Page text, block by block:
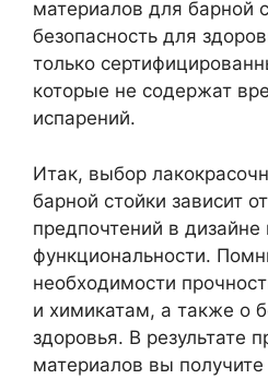
материалов для барной
безопасность для
только
которые не содержат
испарений.
Итак, выбор
барной стойки зависит
предпочтений в дизайне
функциональности.
необходимости
и химикатам, а также о
здоровья. В результате
материалов вы